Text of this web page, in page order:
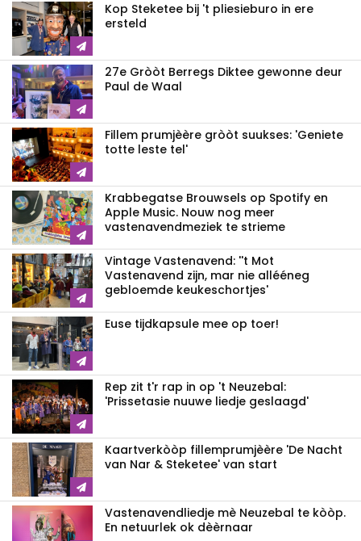
Kop Steketee bij 't pliesieburo in ere
ersteld
27e Gròòt Berregs Diktee gewonne deur
Paul de Waal
Fillem prumjèère gròòt suukses: 'Geniete
totte leste tel'
Krabbegatse Brouwsels op Spotify en
Apple Music. Nouw nog meer
vastenavendmeziek te strieme
Vintage Vastenavend: ''t Mot
Vastenavend zijn, mar nie allééneg
gebloemde keukeschortjes'
Euse tijdkapsule mee op toer!
Rep zit t'r rap in op 't Neuzebal:
'Prissetasie nuuwe liedje geslaagd'
Kaartverkòòp fillemprumjèère 'De Nacht
van Nar & Steketee' van start
Vastenavendliedje mè Neuzebal te kòòp.
En netuurlek ok dèèrnaar